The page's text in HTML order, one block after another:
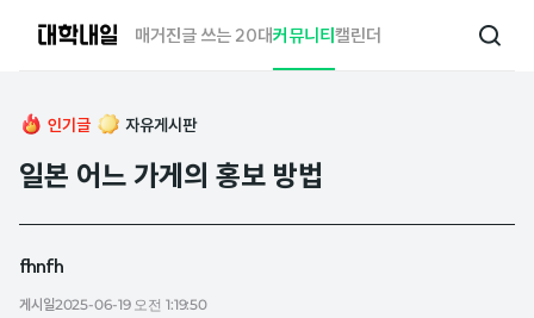
매거진글 쓰는 20대커뮤니티캘린더
검
인기글 자유게시판
일본 어느 가게의 홍보 방법
fhnfh
게시일2025-06-19 오전 1:19:50